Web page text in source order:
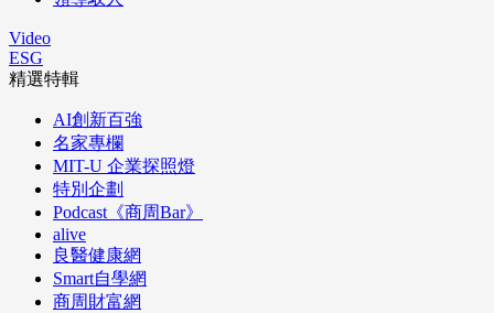
Video
ESG
精選特輯
AI創新百強
名家專欄
MIT-U 企業探照燈
特別企劃
Podcast《商周Bar》
alive
良醫健康網
Smart自學網
商周財富網